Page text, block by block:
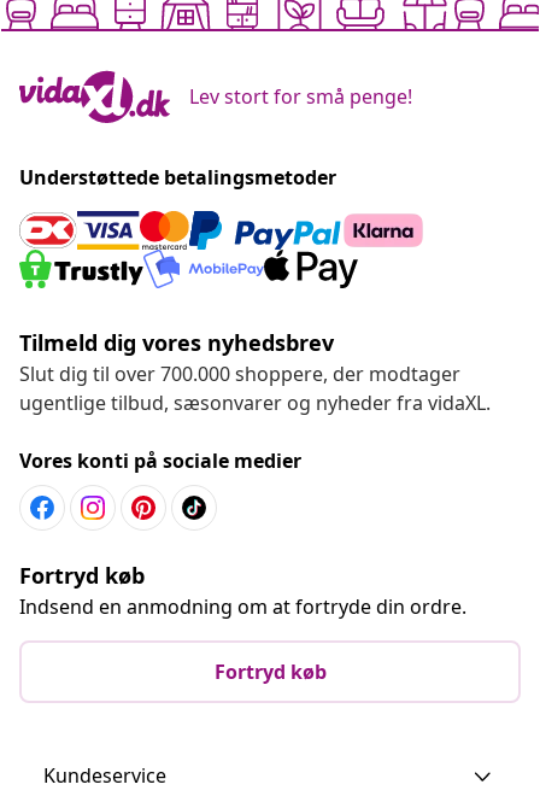
Lev stort for små penge!
Understøttede betalingsmetoder
Tilmeld dig vores nyhedsbrev
Slut dig til over 700.000 shoppere, der modtager
ugentlige tilbud, sæsonvarer og nyheder fra vidaXL.
Vores konti på sociale medier
Fortryd køb
Indsend en anmodning om at fortryde din ordre.
Fortryd køb
Kundeservice